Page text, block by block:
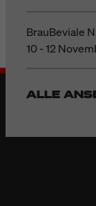
BrauBeviale
10 - 12
ALLE